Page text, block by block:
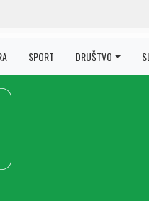
SPORT DRUŠTVO